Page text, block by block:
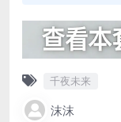
千夜未来
沫沫